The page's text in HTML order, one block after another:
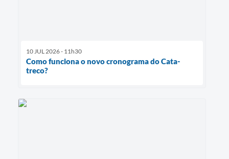
10 JUL 2026 - 11h30
Como funciona o novo cronograma do Cata-
treco?